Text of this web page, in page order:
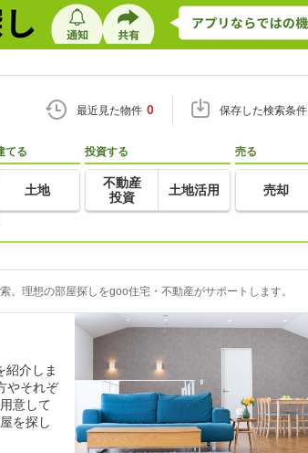
最近見た物件 0 保存した検索条件
てる
土地
投資する
不動産
投資
土地活用
売る
売却
理想の部屋探しをgoo住宅・不動産がサポートします。
紹介しま
やそれぞ
意して
を探し